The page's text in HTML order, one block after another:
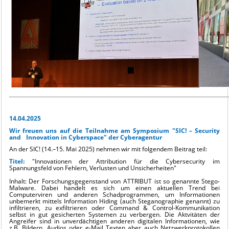
14.04.2025
Wir freuen uns auf die Teilnahme am Symposium "SIC! – Security
and Innovation in Cyberspace" der Cyberagentur
An der SIC! (14.–15. Mai 2025) nehmen wir mit folgendem Beitrag teil:
Titel:"Innovationen der Attribution für die Cybersecurity im
Spannungsfeld von Fehlern, Verlusten und Unsicherheiten"
Inhalt: Der Forschungsgegenstand von ATTRIBUT ist so genannte Stego-
Malware. Dabei handelt es sich um einen aktuellen Trend bei
Computerviren und anderen Schadprogrammen, um Informationen
unbemerkt mittels Information Hiding (auch Steganographie genannt) zu
infiltrieren, zu exfiltrieren oder Command & Control-Kommunikation
selbst in gut gesicherten Systemen zu verbergen. Die Aktvitäten der
Angreifer sind in unverdächtigen anderen digitalen Informationen, wie